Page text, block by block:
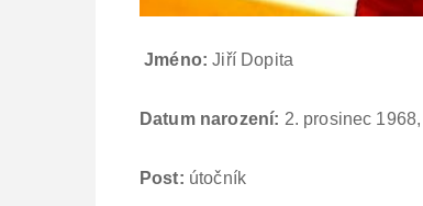
Jméno: Jiří Dopita
Datum narození: 2. prosinec
Post: útočník